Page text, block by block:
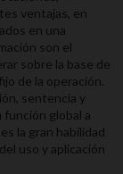
ventajas, en
en una
son el
sobre la base de
de la operación.
sentencia y
global a
la gran habilidad
uso y aplicación